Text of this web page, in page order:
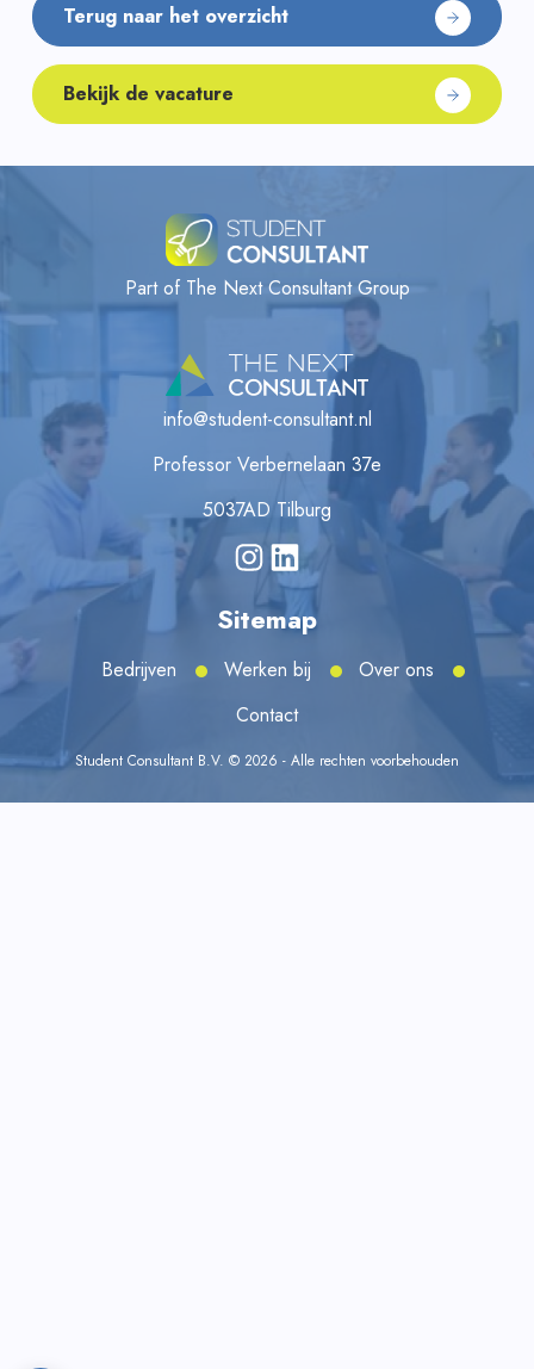
Terug naar het overzicht
Bekijk de vacature
Part of The Next Consultant Group
info@student-consultant.nl
Professor Verbernelaan 37e
5037AD Tilburg
Sitemap
Bedrijven Werken bij
Over ons
Contact
Student Consultant B.V. © 2026 - Alle rechten voorbehouden